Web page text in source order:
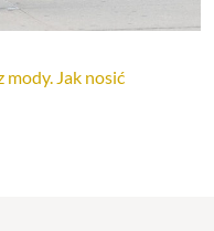
mody. Jak nosić